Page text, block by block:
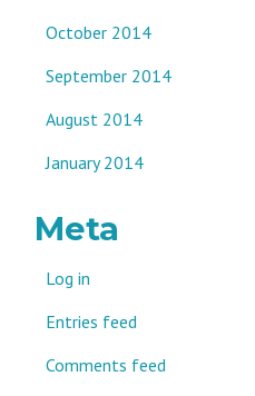
October 2014
September 2014
August 2014
January 2014
Meta
Log in
Entries feed
Comments feed